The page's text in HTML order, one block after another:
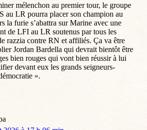
mélenchon au premier tour, le groupe
au LR pourra placer son champion au
la furie s’abattra sur Marine avec une
de LFI au LR soutenus par tous les
razzia contre RN et affiliés. Ça va être
Jordan Bardella qui devrait bientôt être
bien rouges qui vont bien réussir à lui
devant eux les grands seigneurs-
».